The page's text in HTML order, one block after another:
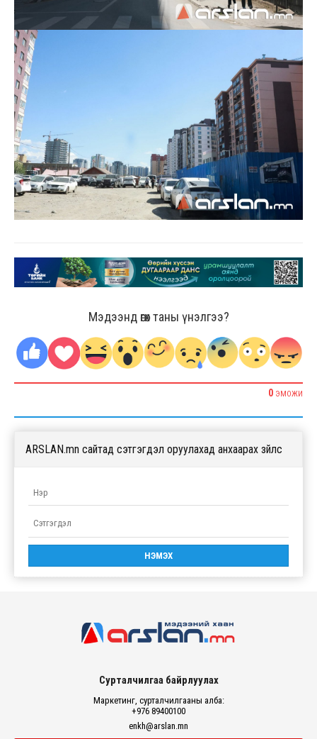
Мэдээнд өгөх таны үнэлгээ?
0 ЭМОЖИ
ARSLAN.mn сайтад сэтгэгдэл оруулахад анхаарах зүйлс
Сурталчилгаа байрлуулах
Маркетинг, сурталчилгааны алба:
+976 89400100
enkh@arslan.mn